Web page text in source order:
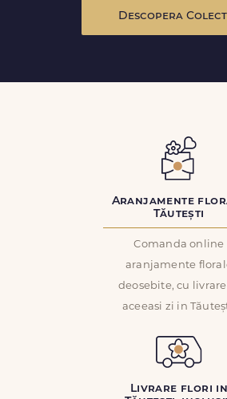
Descopera
Aranjamente
Tăutești
Comanda online
aranjamente
deosebite, cu
aceeasi zi in
Livrare flori in